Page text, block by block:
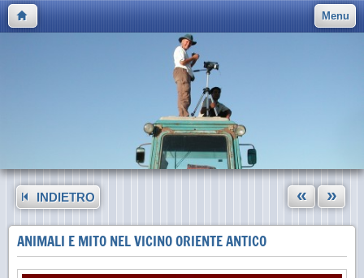
Menu
INDIETRO « »
ANIMALI E MITO NEL VICINO ORIENTE ANTICO